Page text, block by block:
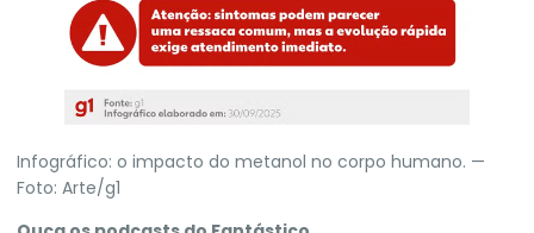
Infográfico: o impacto do metanol no corpo humano. —
Foto: Arte/g1